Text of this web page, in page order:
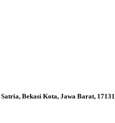
Bekasi Kota, Jawa Barat, 17131